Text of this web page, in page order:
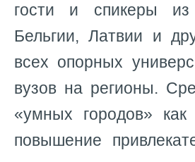
гости и спикеры из
Бельгии, Латвии и
всех опорных
вузов на регионы.
«умных городов» как
повышение